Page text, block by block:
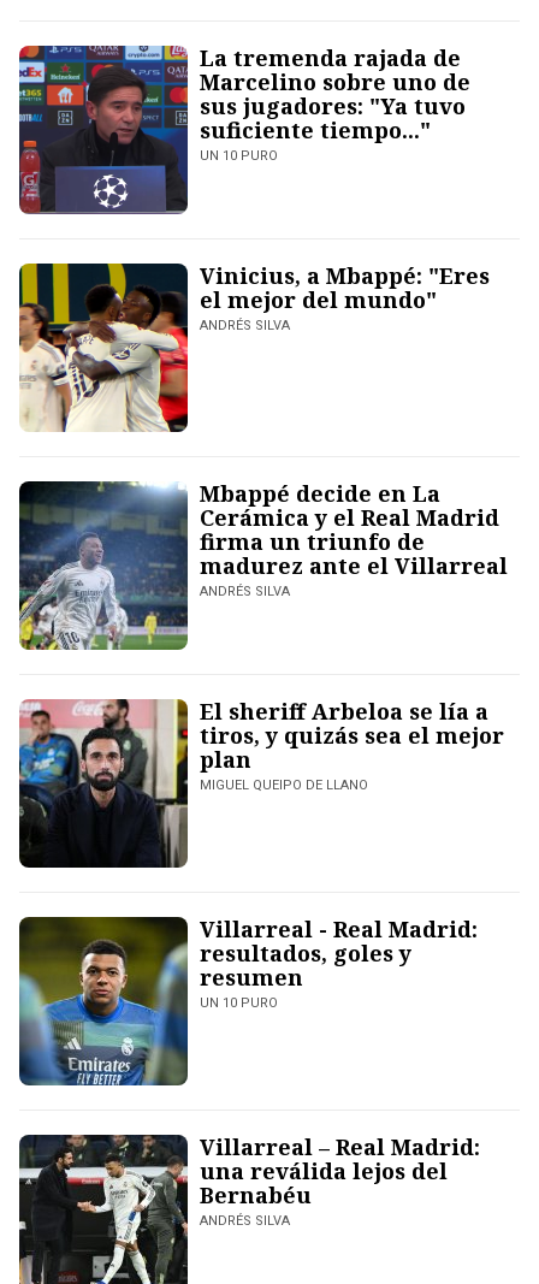
La tremenda rajada de
Marcelino sobre uno de
sus jugadores: "Ya tuvo
suficiente tiempo..."
UN 10 PURO
Vinicius, a Mbappé: "Eres
el mejor del mundo"
ANDRÉS SILVA
Mbappé decide en La
Cerámica y el Real Madrid
firma un triunfo de
madurez ante el Villarreal
ANDRÉS SILVA
El sheriff Arbeloa se lía a
tiros, y quizás sea el mejor
plan
MIGUEL QUEIPO DE LLANO
Villarreal - Real Madrid:
resultados, goles y
resumen
UN 10 PURO
Villarreal – Real Madrid:
una reválida lejos del
Bernabéu
ANDRÉS SILVA